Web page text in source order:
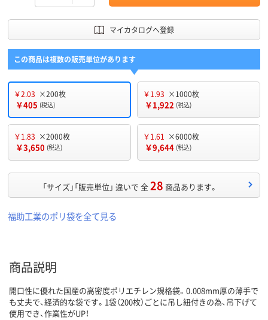
マイカタログへ登録
この商品は複数の販売単位があります
￥2.03 ×200枚
￥405 (税込)
￥1.93 ×1000枚
￥1,922 (税込)
￥1.83 ×2000枚
￥3,650 (税込)
￥1.61 ×6000枚
￥9,644 (税込)
「サイズ」「販売単位」 違いで 全28 商品あります。
福助工業のポリ袋を全て見る
商品説明
開口性に優れた国産の高密度ポリエチレン規格袋。0.008mm厚の薄手で
も丈夫で、経済的な袋です。1袋（200枚）ごとに吊し紐付きの為、吊下げて
使用でき、作業性がUP！